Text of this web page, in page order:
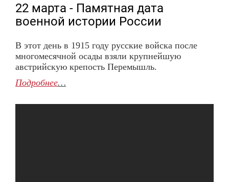
22 марта - Памятная дата
военной истории России
В этот день в 1915 году русские войска после
многомесячной осады взяли крупнейшую
австрийскую крепость Перемышль.
Подробнее…